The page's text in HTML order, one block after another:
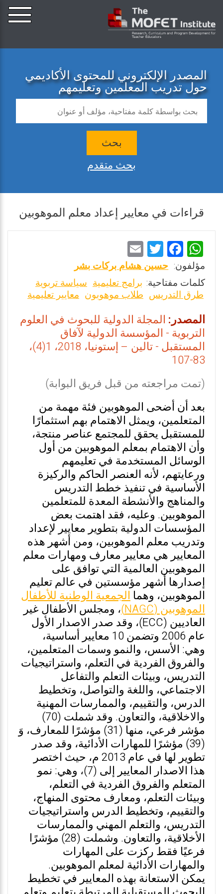
المصدر الإلكتروني للمحتوى الأكاديمي
حول تدريب المعلمين وتعليمهم
بحث
بحث متقدم
قراءات في معايير إعداد معلم الموهوبين
W
h
at
s
A
p
p
F
a
ce
b
o
o
k
T
wi
tt
er
m
ai
l
مؤلفون: حسين هشام بركات بشر
كلمات مفتاحية: برامج تعليمية سياسة تربوية
طرق التدريس طلاب موهوبون معايير تعليمية
المصدر: المجلة الدولية للبحوث في العلوم
التربوية - المؤسسة الدولية لآفاق
المستقبل - تالين – إستونيا، 2018، 1(4)،
83-107
(تمت مراجعته من قبل فريق البوابة)
بعد أن أضحى الموهوبين فئة مهمة من
المتعلمين، ويمثل الاهتمام بهم استثمارًا
للمستقبل يحقق للمجتمع عناصر منتجة،
وأن الاهتمام بمعلم الموهوبين من أول
الوسائل المستخدمة في تعليمهم
ورعايتهم، لأنه العنصر الحاكم والركيزة
الأساسية في تنفيذ خطط التدريس
والمناهج والأنشطة المعدة للمتعلمين
الموهوبين. وعليه، فقد اهتمت بعض
المؤسسات الدولية بتطوير معايير لإعداد
وتدريب معلم الموهوبين، ومن أشهر هذه
المعايير هي معايير معارف ومهارات معلم
الموهوبين العالمية التي توافق على
إصدارها أشهر مؤسستين في عالم تعليم
الموهوبين، وهما الجمعية الوطنية للأطفال
الموهوبين (NAGC)
، ومجلس الأطفال غير
العاديين (ECC)، وقد صدر الاصدار الأول
عام 2006 وتضمن 10 معايير أساسية،
وهي: الأسس، والنمو وسمات المتعلمين،
والفروق الفردية في التعلم، واستراتيجيات
التدريس، وبيئات التعلم والتفاعل
الاجتماعي، واللغة والتواصل، وتخطيط
الدرس، والتقييم، والممارسات المهنية
والاخلاقية، والتعاون. وقد شملت (70)
مؤشر فرعي، منها (31) مؤشرًا للمعارف، وَ
(39) مؤشرًا للمهارات الأدائية، وقد صدر
تطوير لها في عام 2013 م، حيث اختصر
هذا الاصدار المعايير إلى (7)، وهي: نمو
المتعلم والفروق الفردية في التعلم،
وبيئات التعلم، ومعارف محتوى المنهاج،
والتقييم، وتخطيط الدرس واستراتيجيات
التدريس، والتعلم المهني والممارسات
الأخلاقية، والتعاون. وشملت (28) مؤشرًا
فرعيًا فقط ركزت على المهارات
والمهارات الأدائية لمعلم الموهوبين.
يمكن الاستعانة بهذه المعايير في تخطيط